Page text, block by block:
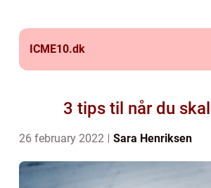
ICME10.dk
3 tips til når du
26 february 2022 Sara Henriksen